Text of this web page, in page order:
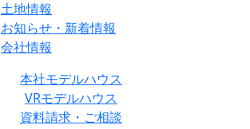
土地情報
お知らせ・新着情報
会社情報
本社モデルハウス
VRモデルハウス
資料請求・ご相談